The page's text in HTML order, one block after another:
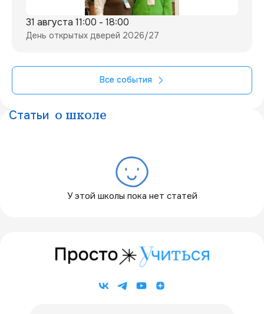
31 августа 11:00 - 18:00
День открытых дверей 2026/27
Все события
Статьи о школе
У этой школы пока нет статей